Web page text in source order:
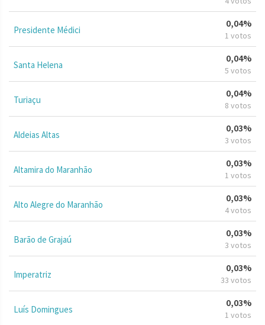
Presidente Médici
0,04%
1 votos
Santa Helena
0,04%
5 votos
Turiaçu
0,04%
8 votos
Aldeias Altas
0,03%
3 votos
Altamira do Maranhão
0,03%
1 votos
Alto Alegre do Maranhão
0,03%
4 votos
Barão de Grajaú
0,03%
3 votos
Imperatriz
0,03%
33 votos
Luís Domingues
0,03%
1 votos